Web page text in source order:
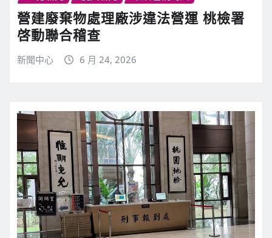
營建廢棄物處理廠涉違法營運 桃檢署
啓動聯合稽查
新聞中心 6 月 24, 2026